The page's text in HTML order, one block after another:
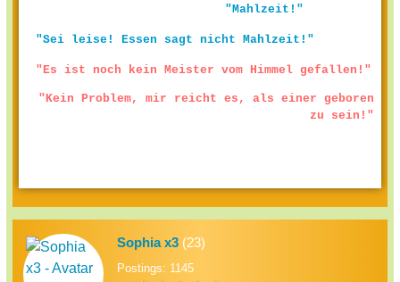
"Mahlzeit!"
"Sei leise! Essen sagt nicht Mahlzeit!"
"Es ist noch kein Meister vom Himmel gefallen!"
"Kein Problem, mir reicht es, als einer geboren
zu sein!"
Sophia x3 (23)
Postings: 1145